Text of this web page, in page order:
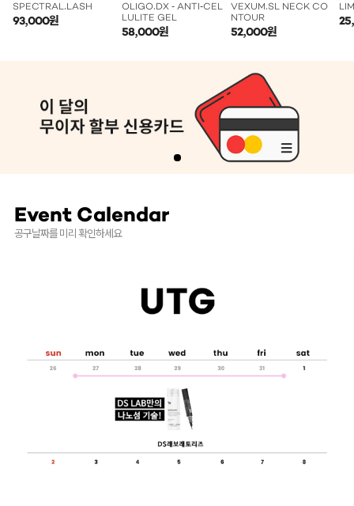
SPECTRAL.LASH
93,000원
OLIGO.DX - ANTI-CEL
LULITE GEL
58,000원
VEXUM.SL NECK CO
NTOUR
52,000원
Event Calendar
공구날짜를 미리 확인하세요